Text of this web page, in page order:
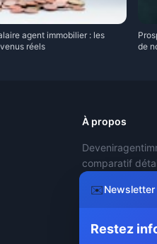
agent immobilier : les
réels
de
À propos
comparatif
mandataires
mandataires
adapté.
✉️Newsletter
Restez